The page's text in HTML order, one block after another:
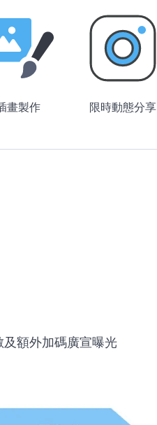
畫製作 限時動態分享
額外加碼廣宣曝光